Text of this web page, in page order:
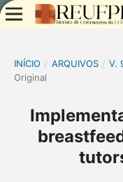
INÍCIO / ARQUIVOS / V.
Original